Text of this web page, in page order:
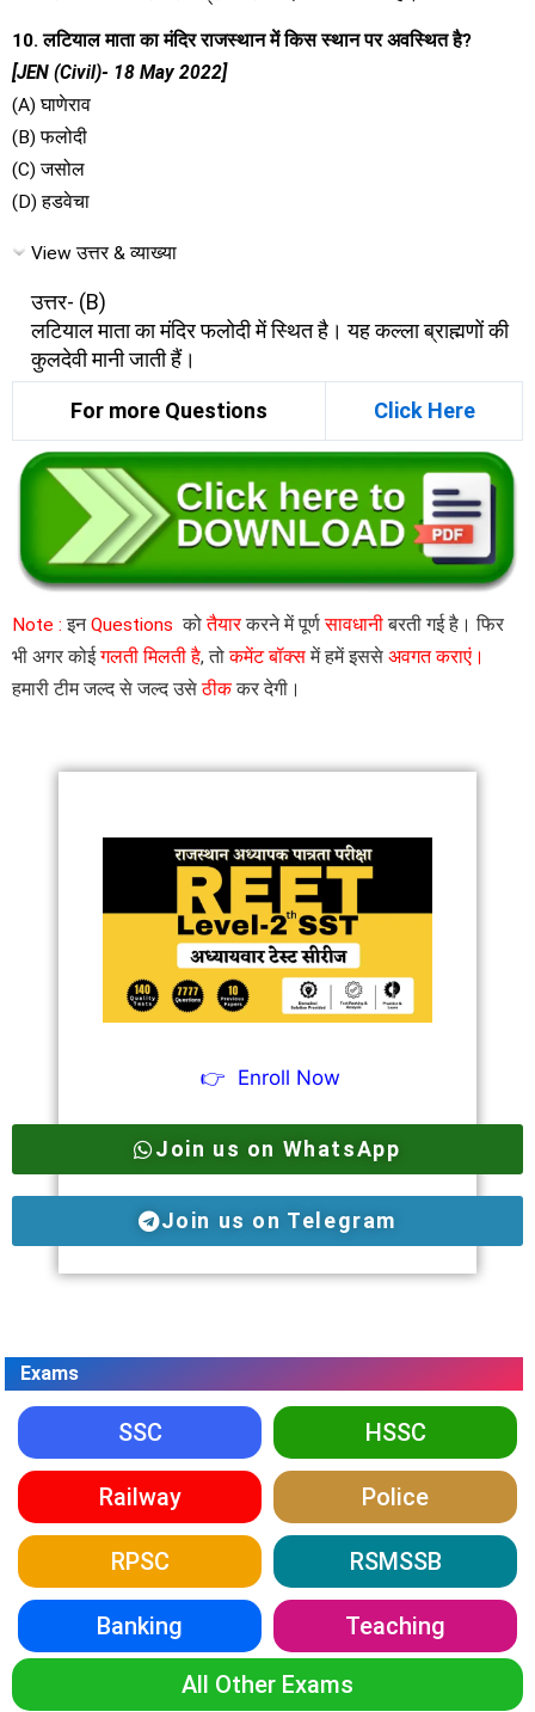
10. लटियाल माता का मंदिर राजस्थान में किस स्थान पर अवस्थित है?
[JEN (Civil)- 18 May 2022]
(A) घाणेराव
(B) फलोदी
(C) जसोल
(D) हडवेचा
View उत्तर & व्याख्या
उत्तर- (B)
लटियाल माता का मंदिर फलोदी में स्थित है। यह कल्ला ब्राह्मणों की
कुलदेवी मानी जाती हैं।
For more Questions Click Here
Note : इनQuestions कोतैयारकरने में पूर्णसावधानीबरती गई है। फिर
भी अगर कोईगलती मिलती है, तोकमेंट बॉक्समें हमें इससे अवगत कराएं।
हमारी टीम जल्द से जल्द उसेठीककर देगी।
👉 Enroll Now
Join us on WhatsApp
Join us on Telegram
Exams
SSC HSSC
Railway Police
RPSC RSMSSB
Banking Teaching
All Other Exams